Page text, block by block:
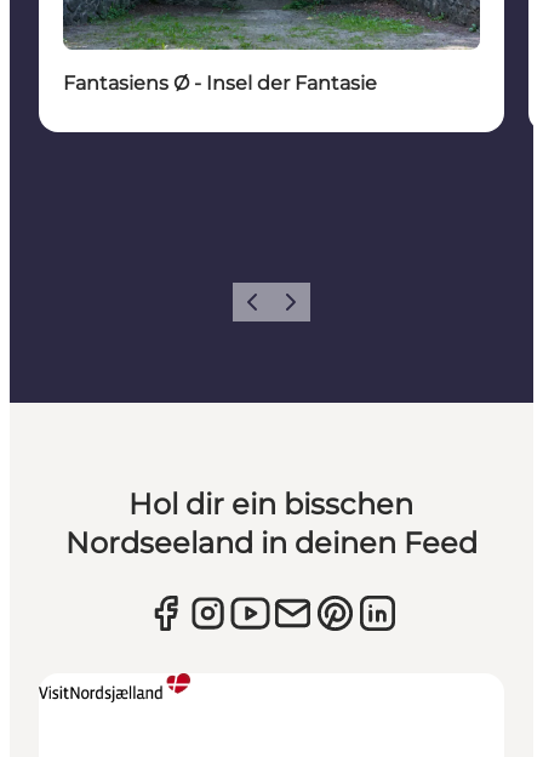
Fantasiens Ø - Insel der Fantasie
ZurückWeiter
Hol dir ein bisschen
Nordseeland in deinen Feed